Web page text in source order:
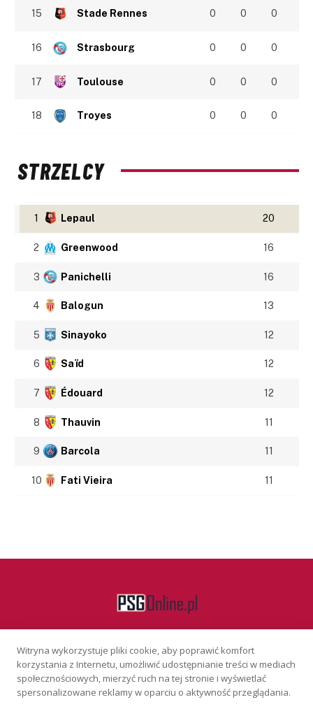
15 Stade Rennes 0 0 0
16 Strasbourg 0 0 0
17 Toulouse 0 0 0
18 Troyes 0 0 0
STRZELCY
1 Lepaul 20
2 Greenwood 16
3 Panichelli 16
4 Balogun 13
5 Sinayoko 12
6 Saïd 12
7 Édouard 12
8 Thauvin 11
9 Barcola 11
10 Fati Vieira 11
Facebook
KONTAKT REKLAMA POLITYKA PRYWATNOŚCI
Witryna wykorzystuje pliki cookie, aby poprawić komfort
korzystania z Internetu, umożliwić udostępnianie treści w mediach
społecznościowych, mierzyć ruch na tej stronie i wyświetlać
spersonalizowane reklamy w oparciu o aktywność przeglądania.